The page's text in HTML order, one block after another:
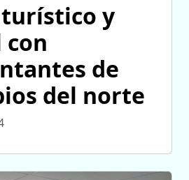
y
de
del norte